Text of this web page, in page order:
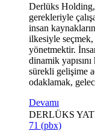
Derlüks Holding,
gerekleriyle
insan
ilkesiyle
yönetmektir.
dinamik
sürekli gelişime
odaklamak,
Devamı
DERLÜKS
71 (pbx)